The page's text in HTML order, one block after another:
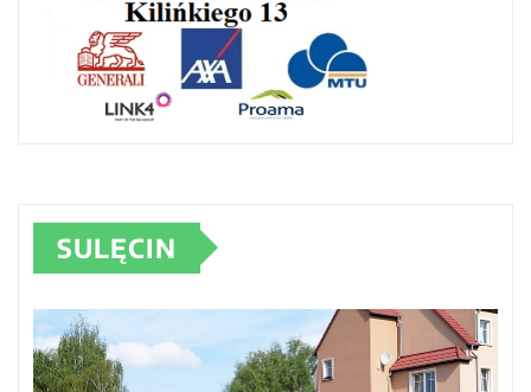
SULĘCIN